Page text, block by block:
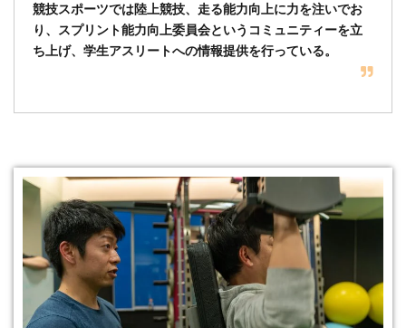
競技スポーツでは陸上競技、走る能力向上に力を注いでお
り、スプリント能力向上委員会というコミュニティーを立
ち上げ、学生アスリートへの情報提供を行っている。